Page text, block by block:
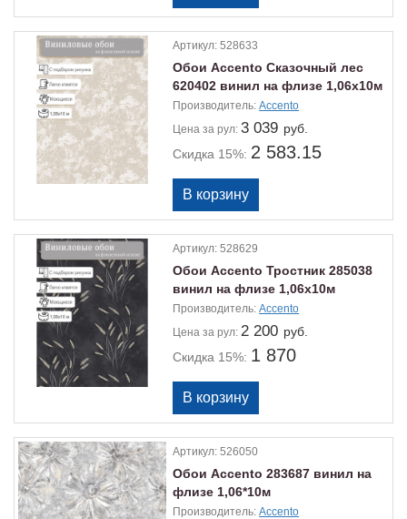
Артикул:528633
Обои Accento Сказочный лес
620402 винил на флизе 1,06х10м
Производитель:Accento
Цена за рул:3 039 руб.
Скидка 15%: 2 583.15
Артикул:528629
Обои Accento Тростник 285038
винил на флизе 1,06х10м
Производитель:Accento
Цена за рул:2 200 руб.
Скидка 15%: 1 870
Артикул:526050
Обои Accento 283687 винил на
флизе 1,06*10м
Производитель:Accento